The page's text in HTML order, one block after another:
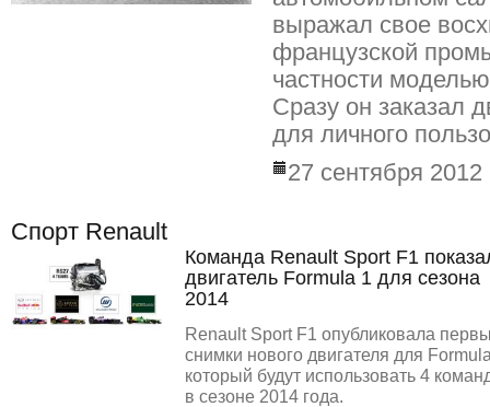
выражал свое
французской
частности
Сразу он заказал
для личного
27 сентября
Спорт Renault
Команда Renault Sport F1
двигатель Formula 1 для сезона
2014
Renault Sport F1 опубликовала
снимки нового двигателя для
который будут использовать 4
в сезоне 2014 года.